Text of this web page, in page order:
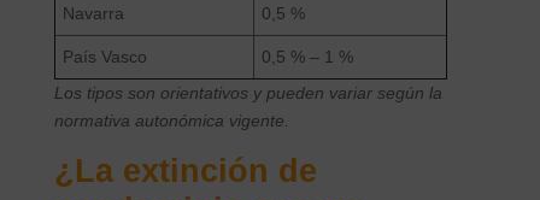
Navarra 0,5 %
País Vasco
0,5 % – 1 %
Los tipos son orientativos y pueden variar según la
normativa autonómica vigente.
¿La extinción de